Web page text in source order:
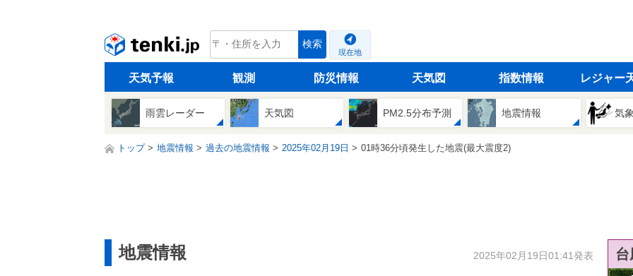
tenki.jp 検索
現在地
天気予報 観測 防災情報 天気図 指数情報 レジャー
雨雲レーダー 天気図 PM2.5分布予測 地震情報 気
トップ 地震情報 過去の地震情報 2025年02月19日 01時36分頃発生した地震(最大震度2)
地震情報 2025年02月19日01:41発表